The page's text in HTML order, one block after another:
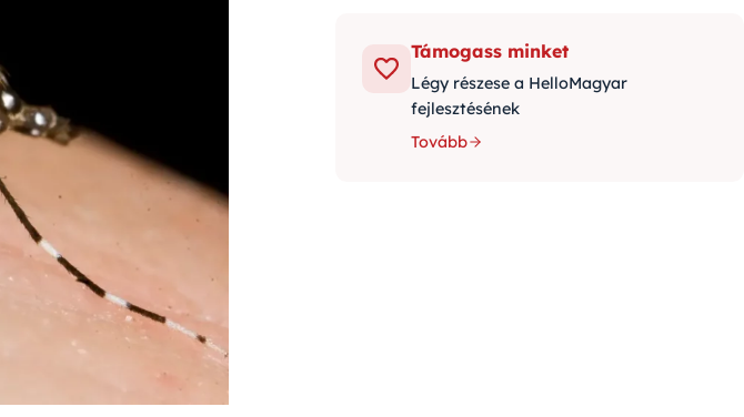
Támogass minket
Légy részese a HelloMagyar
fejlesztésének
Tovább